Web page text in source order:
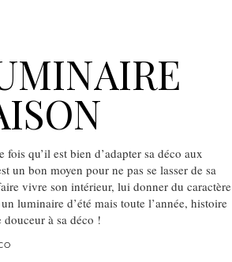
fois qu’il est bien d’adapter sa déco aux
un bon moyen pour ne pas se lasser de sa
vivre son intérieur, lui donner du caractère
luminaire d’été mais toute l’année, histoire
à sa déco !